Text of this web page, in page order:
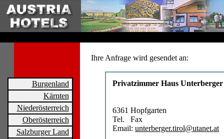
Burgenland
Kärnten
Niederösterreich
Oberösterreich
Salzburger Land
Ihre Anfrage wird gesendet an:
Privatzimmer Haus Unterberger
6361 Hopfgarten
Tel. Fax
Email: unterberger.tirol@utanet.at